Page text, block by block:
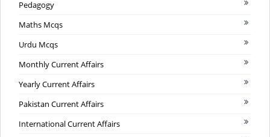
Pedagogy
Maths Mcqs
Urdu Mcqs
Monthly Current Affairs
Yearly Current Affairs
Pakistan Current Affairs
International Current Affairs